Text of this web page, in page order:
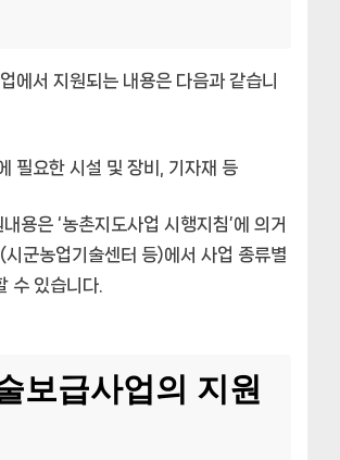
에서 지원되는 내용은 다음과 같습니
필요한 시설 및 장비, 기자재 등
용은 ‘농촌지도사업 시행지침’에 의거
시군농업기술센터 등)에서 사업 종류별
수 있습니다.
보급사업의 지원